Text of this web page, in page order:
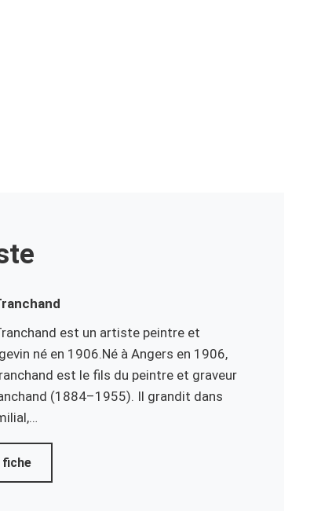
est un artiste peintre et
né en 1906.Né à Angers en 1906,
est le fils du peintre et graveur
(1884–1955). Il grandit dans
fiche